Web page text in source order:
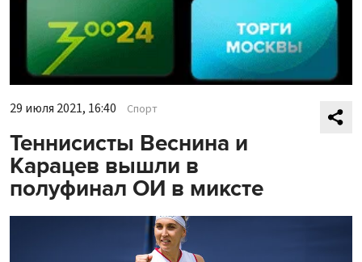
29 июля 2021, 16:40 Спорт
Теннисисты Веснина и
Карацев вышли в
полуфинал ОИ в миксте